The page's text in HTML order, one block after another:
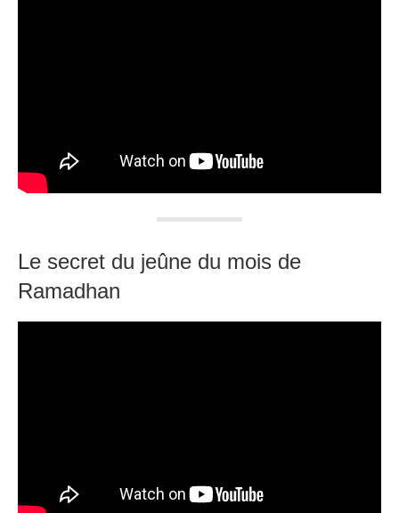
Le secret du jeûne du mois de
Ramadhan